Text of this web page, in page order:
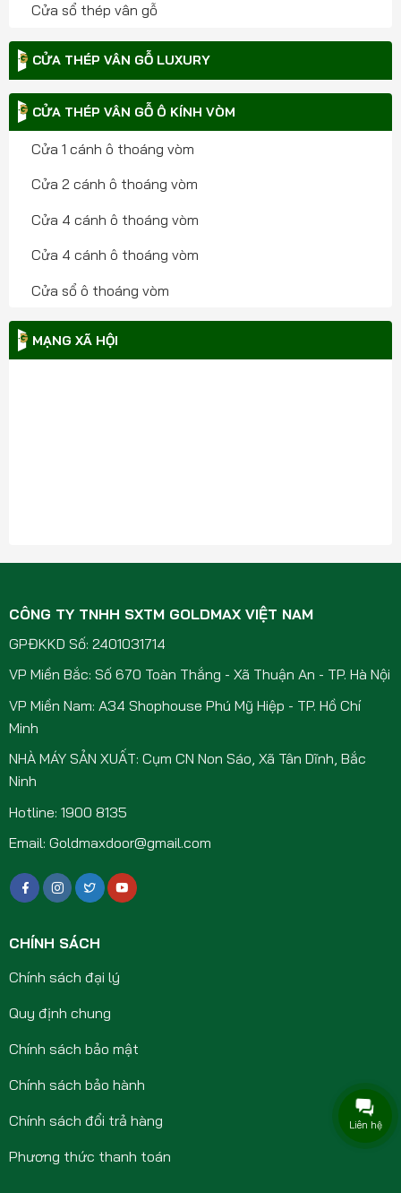
Cửa sổ thép vân gỗ
CỬA THÉP VÂN GỖ LUXURY
CỬA THÉP VÂN GỖ Ô KÍNH VÒM
Cửa 1 cánh ô thoáng vòm
Cửa 2 cánh ô thoáng vòm
Cửa 4 cánh ô thoáng vòm
Cửa 4 cánh ô thoáng vòm
Cửa sổ ô thoáng vòm
MẠNG XÃ HỘI
CÔNG TY TNHH SXTM GOLDMAX VIỆT NAM
GPĐKKD Số: 2401031714
VP Miền Bắc: Số 670 Toàn Thắng - Xã Thuận An - TP. Hà Nội
VP Miền Nam: A34 Shophouse Phú Mỹ Hiệp - TP. Hồ Chí
Minh
NHÀ MÁY SẢN XUẤT: Cụm CN Non Sáo, Xã Tân Dĩnh, Bắc
Ninh
Hotline: 1900 8135
Email: Goldmaxdoor@gmail.com
CHÍNH SÁCH
Chính sách đại lý
Quy định chung
Chính sách bảo mật
Chính sách bảo hành
Chính sách đổi trả hàng
Phương thức thanh toán
Liên hệ